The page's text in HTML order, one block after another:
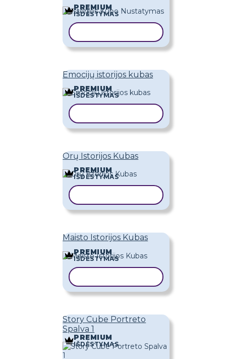
PREMIUM
IŠDĖSTYMAS
Emocijų istorijos kubas
PREMIUM
IŠDĖSTYMAS
Orų Istorijos Kubas
PREMIUM
IŠDĖSTYMAS
Maisto Istorijos Kubas
PREMIUM
IŠDĖSTYMAS
Story Cube Portreto
Spalva 1
PREMIUM
IŠDĖSTYMAS